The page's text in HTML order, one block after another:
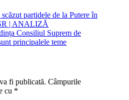
partidele de la Putere în
| ANALIZĂ
Consiliul Suprem de
principalele teme
fi publicată. Câmpurile
cu *